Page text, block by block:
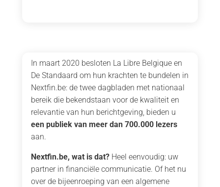
In maart 2020 besloten La Libre Belgique en
De Standaard om hun krachten te bundelen in
Nextfin.be: de twee dagbladen met nationaal
bereik die bekendstaan voor de kwaliteit en
relevantie van hun berichtgeving, bieden u
een publiek van meer dan 700.000 lezers
aan.
Nextfin.be, wat is dat?Heel eenvoudig: uw
partner in financiële communicatie. Of het nu
over de bijeenroeping van een algemene